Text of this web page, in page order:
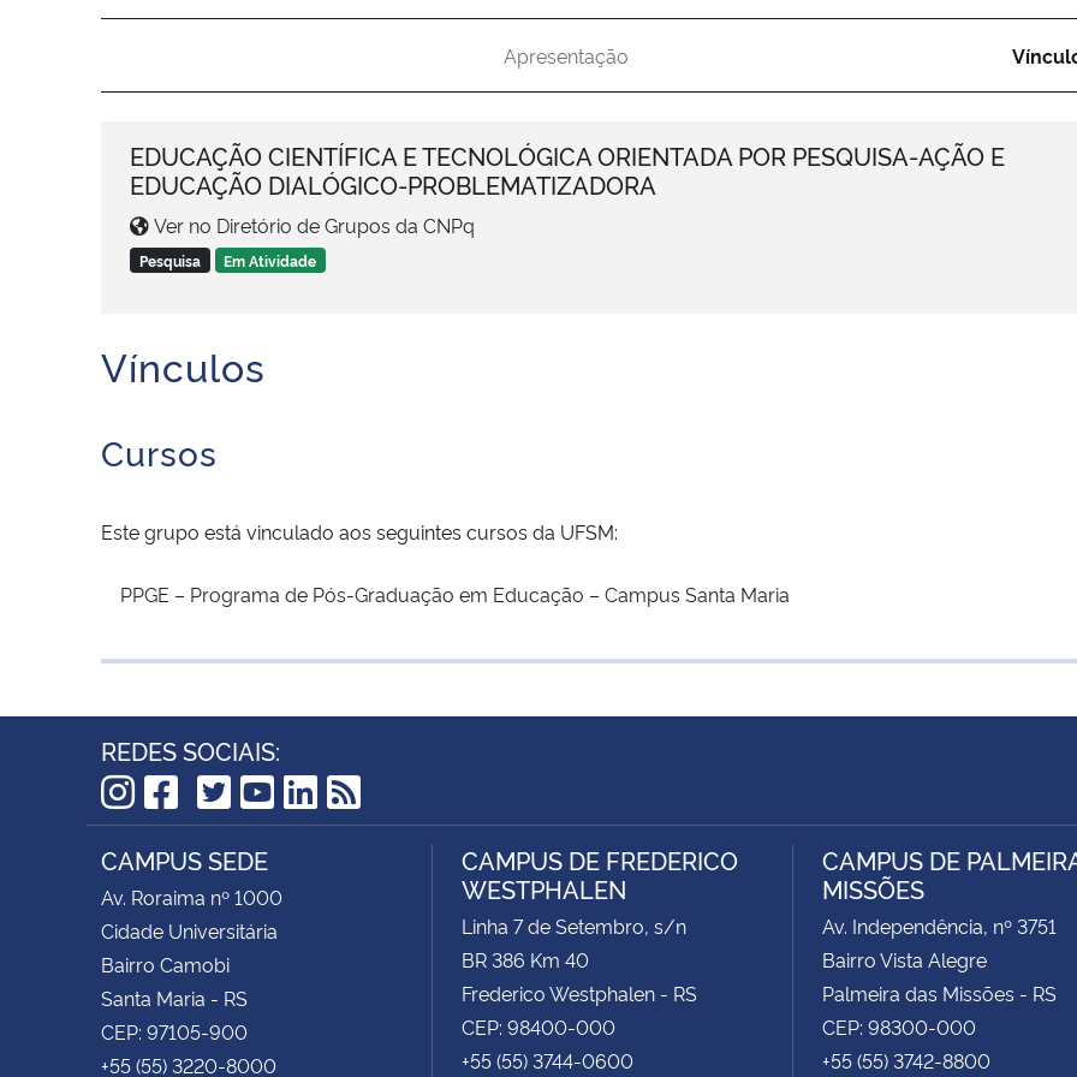
Apresentação
EDUCAÇÃO CIENTÍFICA E TECNOLÓGICA ORIENTADA POR PESQUISA-AÇÃO E
EDUCAÇÃO DIALÓGICO-PROBLEMATIZADORA
Ver no Diretório de Grupos da CNPq
Pesquisa Em Atividade
Vínculos
Cursos
Este grupo está vinculado aos seguintes cursos da UFSM:
PPGE – Programa de Pós-Graduação em Educação – Campus Santa Maria
REDES SOCIAIS:
Instagram
Facebook
TikTok
Twitter
YouTube
LinkedIn
RSS
CAMPUS SEDE
Av. Roraima nº 1000
Cidade Universitária
Bairro Camobi
Santa Maria - RS
CEP: 97105-900
+55 (55) 3220-8000
CAMPUS DE FREDERICO
WESTPHALEN
Linha 7 de Setembro, s/n
BR 386 Km 40
Frederico Westphalen - RS
CEP: 98400-000
+55 (55) 3744-0600
CAMPUS DE
MISSÕES
Av. Independência, nº 3751
Bairro Vista Alegre
Palmeira das Missões - RS
CEP: 98300-000
+55 (55) 3742-8800